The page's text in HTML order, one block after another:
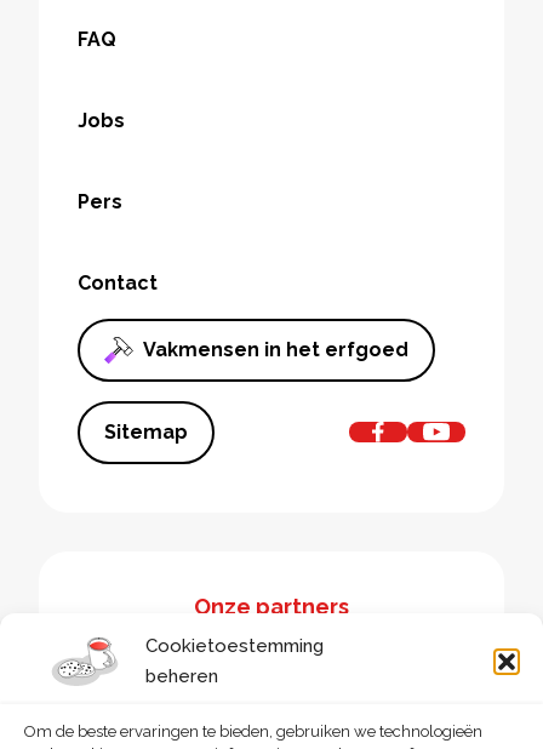
Cookietoestemming
beheren
Om de beste ervaringen te bieden, gebruiken we technologieën
FAQ
Jobs
Pers
Contact
Vakmensen in het erfgoed
Sitemap
Onze partners